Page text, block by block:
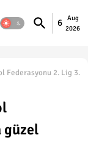
6
Aug
2026
Federasyonu 2. Lig 3.
güzel